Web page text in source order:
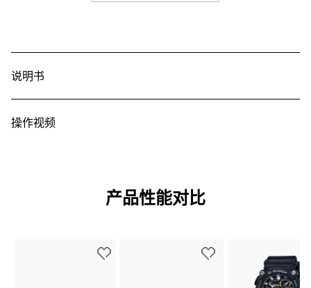
表带
树脂表带
构造
防震
测量模式：经过时间，中途测量时间，排名第 1 和第 2 的时间
定时器
说明书
操作视频
产品性能对比